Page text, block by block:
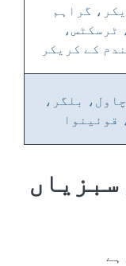
گراہم
ٹرسکٹس،
کے کریکر
بلگر،
قوئینوا
سبزیاں
ہے